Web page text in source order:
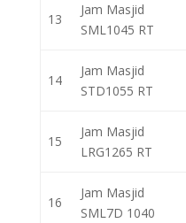
13
Jam Masjid
SML1045 RT
14
Jam Masjid
STD1055 RT
15
Jam Masjid
LRG1265 RT
16
Jam Masjid
SML7D 1040